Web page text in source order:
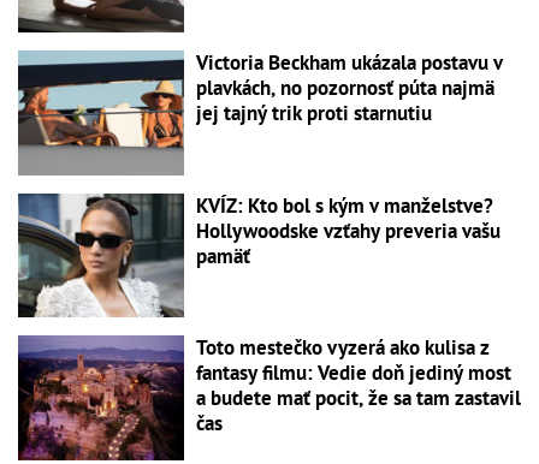
Victoria Beckham ukázala postavu v
plavkách, no pozornosť púta najmä
jej tajný trik proti starnutiu
KVÍZ: Kto bol s kým v manželstve?
Hollywoodske vzťahy preveria vašu
pamäť
Toto mestečko vyzerá ako kulisa z
fantasy filmu: Vedie doň jediný most
a budete mať pocit, že sa tam zastavil
čas